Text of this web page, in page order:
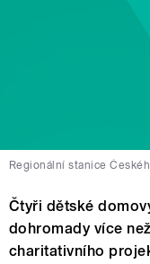
Regionální stanice
Čtyři dětské
dohromady více
charitativního